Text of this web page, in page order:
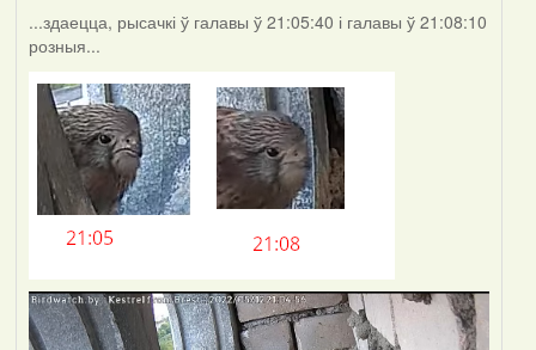
...здаецца, рысачкі ў галавы ў 21:05:40 і галавы ў 21:08:10
розныя...